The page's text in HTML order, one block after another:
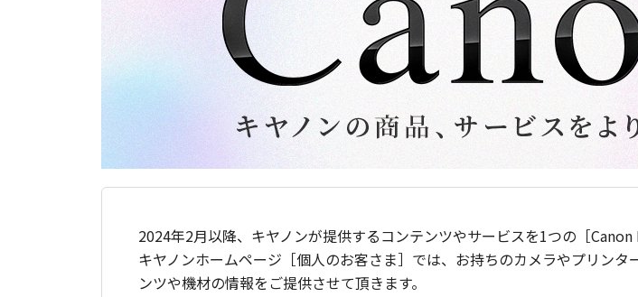
2024年2月以降、キヤノンが提供するコンテンツやサービスを1つの［
キヤノンホームページ［個人のお客さま］では、お持ちのカメラやプリン
ンツや機材の情報をご提供させて頂きます。